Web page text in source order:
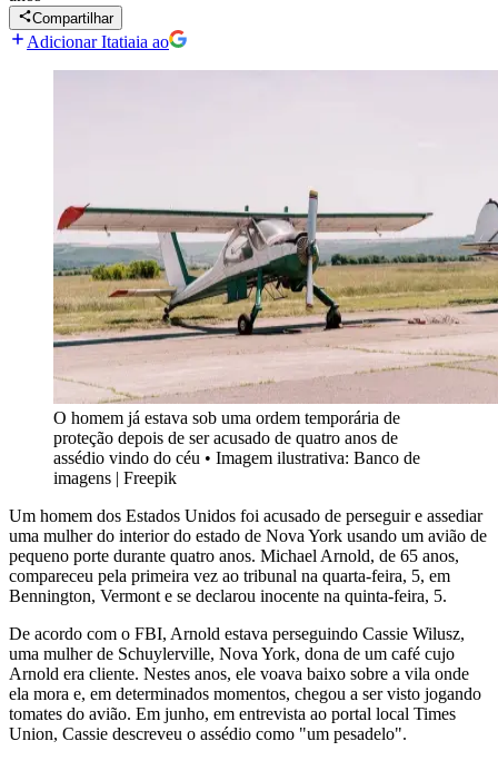
Compartilhar
Adicionar Itatiaia ao
O homem já estava sob uma ordem temporária de
proteção depois de ser acusado de quatro anos de
assédio vindo do céu • Imagem ilustrativa: Banco de
imagens | Freepik
Um homem dos Estados Unidos foi acusado de perseguir e assediar
uma mulher do interior do estado de Nova York usando um avião de
pequeno porte durante quatro anos. Michael Arnold, de 65 anos,
compareceu pela primeira vez ao tribunal na quarta-feira, 5, em
Bennington, Vermont e se declarou inocente na quinta-feira, 5.
De acordo com o FBI, Arnold estava perseguindo Cassie Wilusz,
uma mulher de Schuylerville, Nova York, dona de um café cujo
Arnold era cliente. Nestes anos, ele voava baixo sobre a vila onde
ela mora e, em determinados momentos, chegou a ser visto jogando
tomates do avião. Em junho, em entrevista ao portal local Times
Union, Cassie descreveu o assédio como "um pesadelo".